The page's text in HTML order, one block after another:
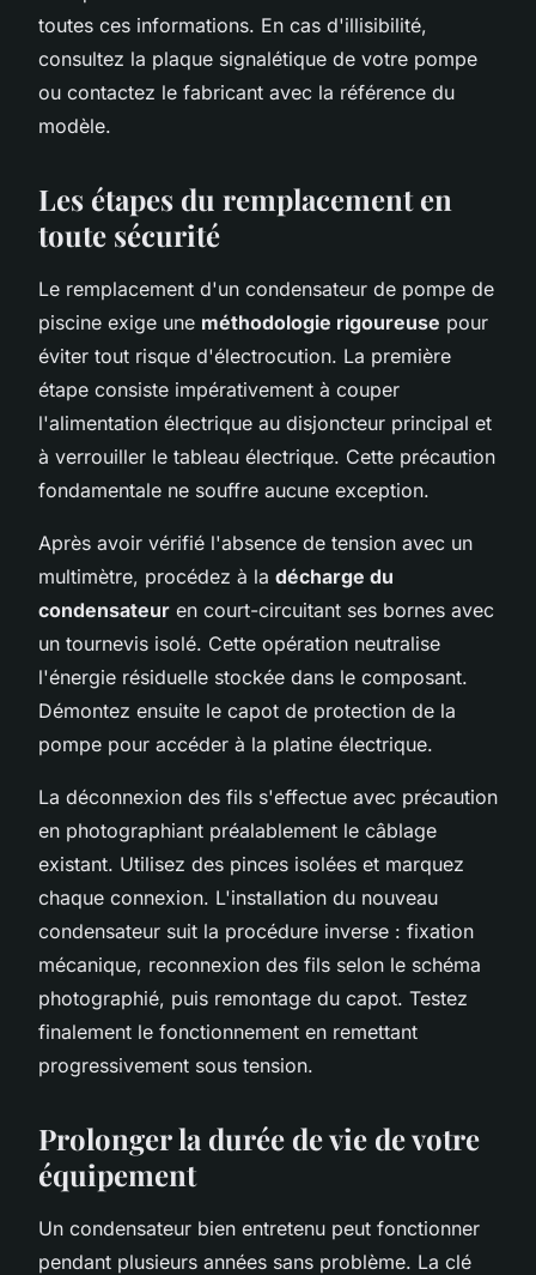
toutes ces informations. En cas d'illisibilité,
consultez la plaque signalétique de votre pompe
ou contactez le fabricant avec la référence du
modèle.
Les étapes du remplacement en
toute sécurité
Le remplacement d'un condensateur de pompe de
piscine exige une méthodologie rigoureuse pour
éviter tout risque d'électrocution. La première
étape consiste impérativement à couper
l'alimentation électrique au disjoncteur principal et
à verrouiller le tableau électrique. Cette précaution
fondamentale ne souffre aucune exception.
Après avoir vérifié l'absence de tension avec un
multimètre, procédez à la décharge du
condensateur en court-circuitant ses bornes avec
un tournevis isolé. Cette opération neutralise
l'énergie résiduelle stockée dans le composant.
Démontez ensuite le capot de protection de la
pompe pour accéder à la platine électrique.
La déconnexion des fils s'effectue avec précaution
en photographiant préalablement le câblage
existant. Utilisez des pinces isolées et marquez
chaque connexion. L'installation du nouveau
condensateur suit la procédure inverse : fixation
mécanique, reconnexion des fils selon le schéma
photographié, puis remontage du capot. Testez
finalement le fonctionnement en remettant
progressivement sous tension.
Prolonger la durée de vie de votre
équipement
Un condensateur bien entretenu peut fonctionner
pendant plusieurs années sans problème. La clé